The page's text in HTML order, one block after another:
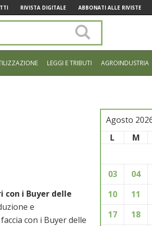
RIVISTA DIGITALE ABBONATI ALLE RIVISTE
sito
LEGGI E TRIBUTI AGROINDUSTRIA
con i Buyer delle
e
con i Buyer delle
Agosto
L
M
03
04
10
11
17
18